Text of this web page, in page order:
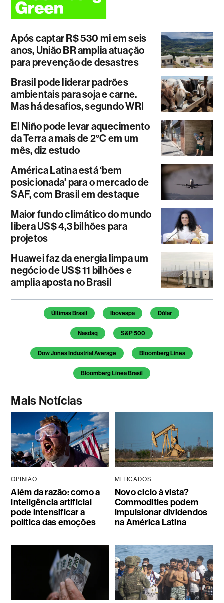
Após captar R$ 530 mi em seis
anos, União BR amplia atuação
para prevenção de desastres
Brasil pode liderar padrões
ambientais para soja e carne.
Mas há desafios, segundo WRI
El Niño pode levar aquecimento
da Terra a mais de 2°C em um
mês, diz estudo
América Latina está ‘bem
posicionada' para o mercado de
SAF, com Brasil em destaque
Maior fundo climático do mundo
libera US$ 4,3 bilhões para
projetos
Huawei faz da energia limpa um
negócio de US$ 11 bilhões e
amplia aposta no Brasil
Temas deste artigo
Últimas Brasil Ibovespa Dólar
Nasdaq S&P 500
Dow Jones Industrial Average Bloomberg Línea
Bloomberg Línea Brasil
Mais Notícias
OPINIÃO
Além da razão: como a
inteligência artificial
pode intensificar a
política das emoções
MERCADOS
Novo ciclo à vista?
Commodities podem
impulsionar dividendos
na América Latina